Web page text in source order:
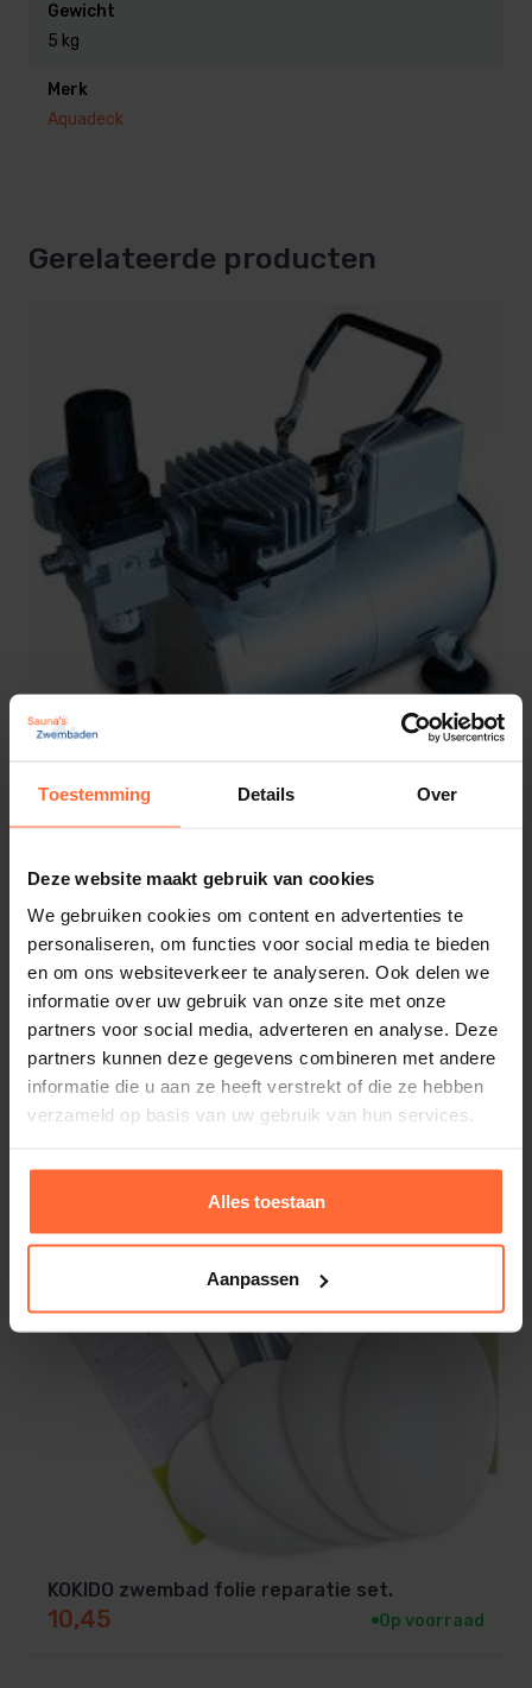
Toestemming Details Over
Deze website maakt gebruik van cookies
We gebruiken cookies om content en advertenties te
personaliseren, om functies voor social media te bieden
en om ons websiteverkeer te analyseren. Ook delen we
informatie over uw gebruik van onze site met onze
partners voor social media, adverteren en analyse. Deze
partners kunnen deze gegevens combineren met andere
informatie die u aan ze heeft verstrekt of die ze hebben
verzameld op basis van uw gebruik van hun services.
Alles toestaan
Aanpassen
Gewicht
5 kg
Merk
Aquadeck
Gerelateerde producten
94,45
KOKIDO zwembad folie reparatie set.
10,45 Op voorraad